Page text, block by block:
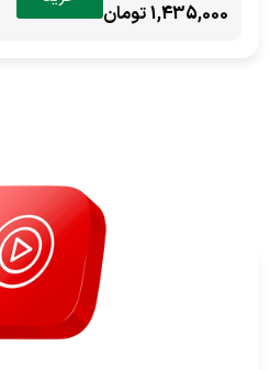
1,435,000 تومان